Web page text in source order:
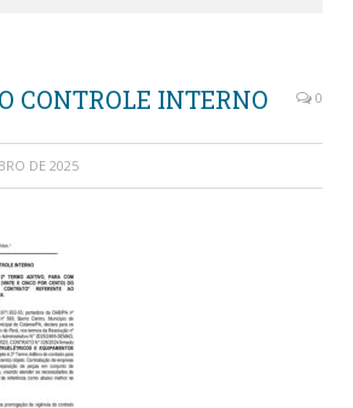
CONTROLE INTERNO 0
DE 2025